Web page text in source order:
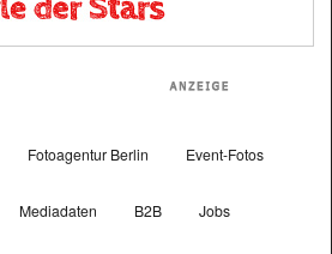
Fotoagentur Berlin Event-Fotos
Mediadaten B2B Jobs